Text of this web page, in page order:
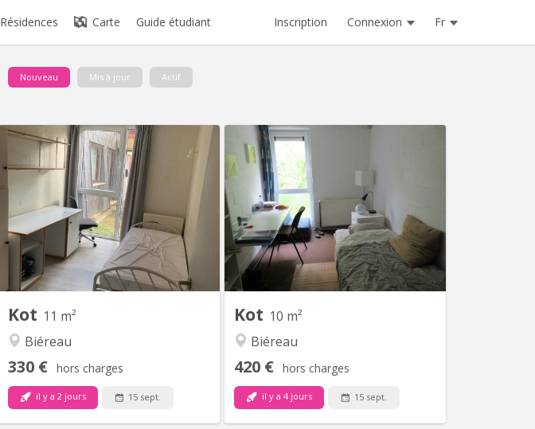
Résidences Carte Guide étudiant Inscription Connexion Fr
Nouveau Mis à jour Actif
Kot 11 m²
Biéreau
330 € hors charges
il y a 2 jours 15 sept.
KV 2256
Chambre de 11m2, meublée, équipée
d’un évier. Résidence disposant d’un
parking et d’un cadre verdoyant. Loyer
€450 / mois : toutes charges
comprises Garantie locative €700 Taxe
de séjour lln : €325 / an Commun de 8
chambres au rez-de-chaussée-de-
chaussée, comprenant 1 salle de
Kot 10 m²
Biéreau
420 € hors charges
il y a 4 jours 15 sept.
Chambre 313 au 3e étage dans un
communautaire de 6. 2 WC 1 douche
commune pour 2 chambres Lit sans
matelas Environnement verdoyant et
calme.